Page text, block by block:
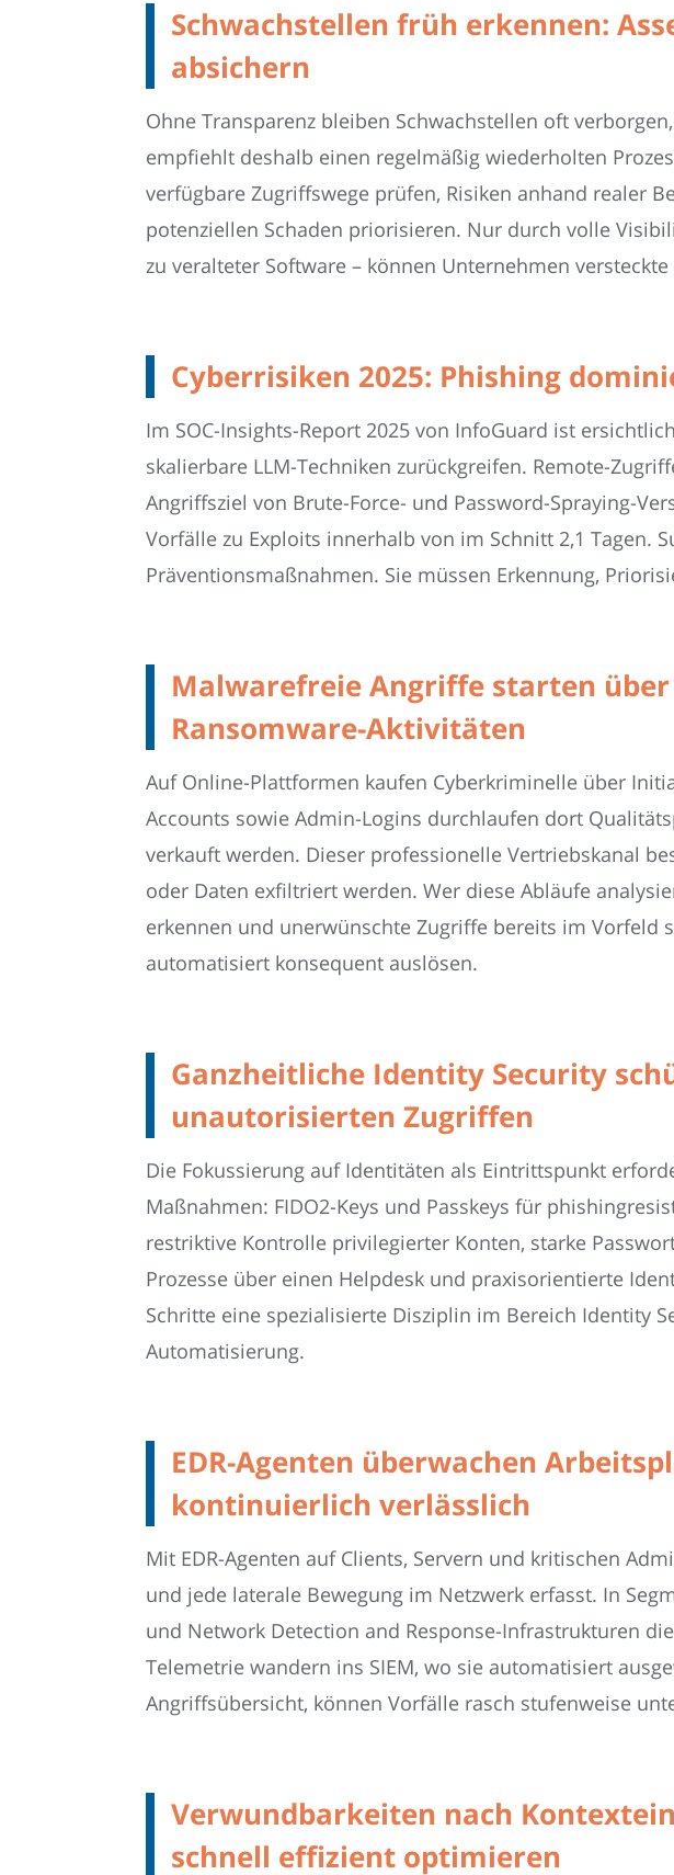
Schwachstellen früh erkennen:
absichern
Ohne Transparenz bleiben Schwachstellen oft
empfiehlt deshalb einen regelmäßig wiederholten
verfügbare Zugriffswege prüfen, Risiken anhand realer
potenziellen Schaden priorisieren. Nur durch volle
zu veralteter Software – können Unternehmen
Cyberrisiken 2025: Phishing
Im SOC-Insights-Report 2025 von InfoGuard ist
skalierbare LLM-Techniken zurückgreifen. Remote-
Angriffsziel von Brute-Force- und Password-Spraying-
Vorfälle zu Exploits innerhalb von im Schnitt 2,1 Tagen.
Präventionsmaßnahmen. Sie müssen Erkennung,
Malwarefreie Angriffe starten
Ransomware-Aktivitäten
Auf Online-Plattformen kaufen Cyberkriminelle über
Accounts sowie Admin-Logins durchlaufen dort
verkauft werden. Dieser professionelle Vertriebskanal
oder Daten exfiltriert werden. Wer diese Abläufe
erkennen und unerwünschte Zugriffe bereits im Vorfeld
automatisiert konsequent auslösen.
Ganzheitliche Identity Security
unautorisierten Zugriffen
Die Fokussierung auf Identitäten als Eintrittspunkt
Maßnahmen: FIDO2-Keys und Passkeys für
restriktive Kontrolle privilegierter Konten, starke
Prozesse über einen Helpdesk und praxisorientierte
Schritte eine spezialisierte Disziplin im Bereich Identity
Automatisierung.
EDR-Agenten überwachen
kontinuierlich verlässlich
Mit EDR-Agenten auf Clients, Servern und kritischen
und jede laterale Bewegung im Netzwerk erfasst. In
und Network Detection and Response-Infrastrukturen
Telemetrie wandern ins SIEM, wo sie automatisiert
Angriffsübersicht, können Vorfälle rasch stufenweise
Verwundbarkeiten nach
schnell effizient optimieren